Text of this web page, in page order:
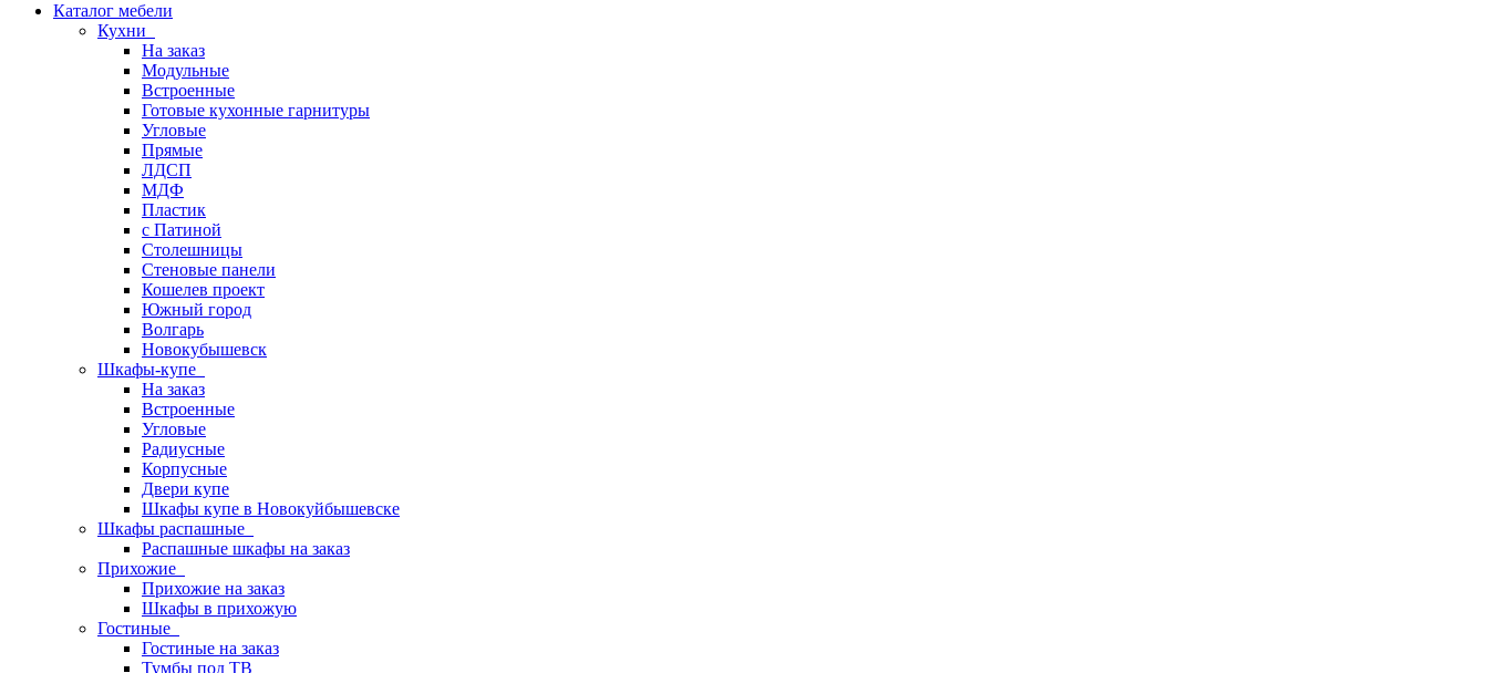
Каталог мебели
Кухни
На заказ
Модульные
Встроенные
Готовые кухонные гарнитуры
Угловые
Прямые
ЛДСП
МДФ
Пластик
с Патиной
Столешницы
Стеновые панели
Кошелев проект
Южный город
Волгарь
Новокубышевск
Шкафы-купе
На заказ
Встроенные
Угловые
Радиусные
Корпусные
Двери купе
Шкафы купе в Новокуйбышевске
Шкафы распашные
Распашные шкафы на заказ
Прихожие
Прихожие на заказ
Шкафы в прихожую
Гостиные
Гостиные на заказ
Тумбы под ТВ